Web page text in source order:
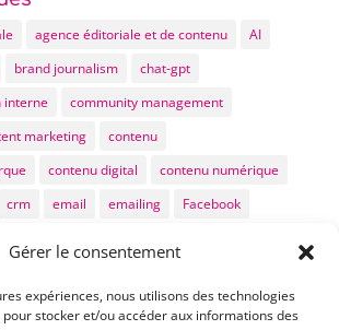
Gérer le consentement
expériences, nous utilisons des technologies
stocker et/ou accéder aux informations des
agence éditoriale et de contenu
AI
brand journalism
chat-gpt
interne
community management
marketing
contenu
contenu digital
contenu numérique
crm email emailing
Facebook
méthode rédaction de contenus